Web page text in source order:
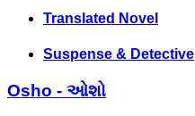
Translated Novel
Suspense & Detective
Osho - ઓશો